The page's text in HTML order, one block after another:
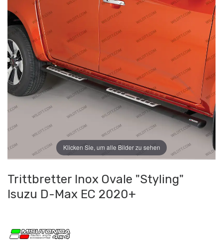
Klicken Sie, um alle Bilder zu sehen
Trittbretter Inox Ovale "Styling"
Isuzu D-Max EC 2020+